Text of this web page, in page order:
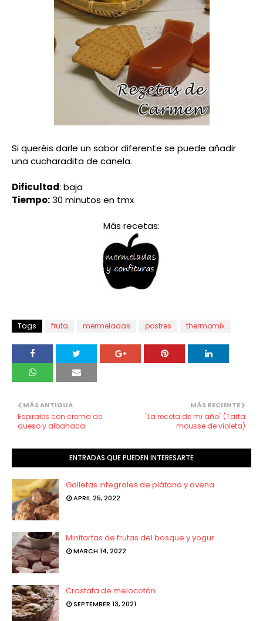
Si queréis darle un sabor diferente se puede añadir
una cucharadita de canela.
Dificultad: baja
Tiempo:30 minutos en tmx
Más recetas:
Tags fruta mermeladas postres thermomix
MÁS RECIENTE
"La receta de mi año" (Tarta
mousse de violeta)
MÁS ANTIGUA
Espirales con crema de
queso y albahaca
ENTRADAS QUE PUEDEN INTERESARTE
Galletas integrales de plátano y avena
APRIL 25, 2022
Minitartas de frutas del bosque y yogur
MARCH 14, 2022
Crostata de melocotón
SEPTEMBER 13, 2021